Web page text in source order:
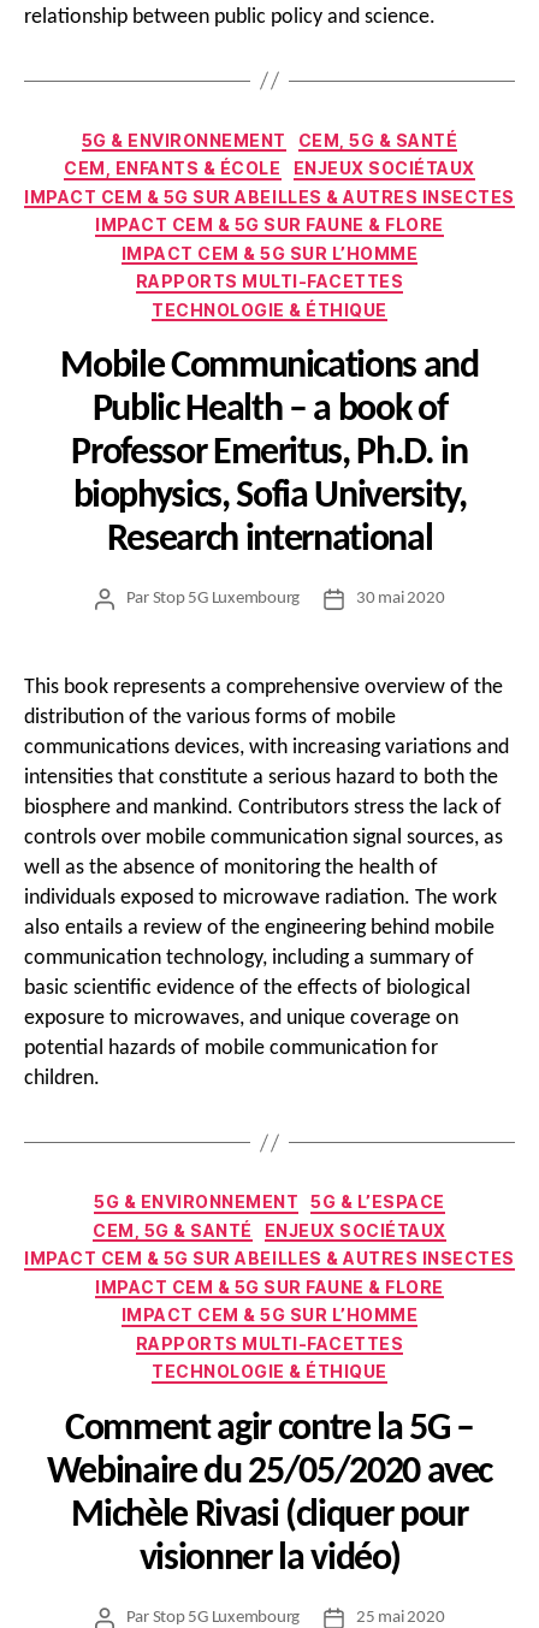
relationship between public policy and science.
Catégories
5G & ENVIRONNEMENT
CEM, 5G & SANTÉ
CEM, ENFANTS & ÉCOLE
ENJEUX SOCIÉTAUX
IMPACT CEM & 5G SUR ABEILLES & AUTRES INSECTES
IMPACT CEM & 5G SUR FAUNE & FLORE
IMPACT CEM & 5G SUR L’HOMME
RAPPORTS MULTI-FACETTES
TECHNOLOGIE & ÉTHIQUE
Mobile Communications and
Public Health – a book of
Professor Emeritus, Ph.D. in
biophysics, Sofia University,
Research international
Auteur
Par Stop 5G Luxembourg
Date30 mai 2020
This book represents a comprehensive overview of the
distribution of the various forms of mobile
communications devices, with increasing variations and
intensities that constitute a serious hazard to both the
biosphere and mankind. Contributors stress the lack of
controls over mobile communication signal sources, as
well as the absence of monitoring the health of
individuals exposed to microwave radiation. The work
also entails a review of the engineering behind mobile
communication technology, including a summary of
basic scientific evidence of the effects of biological
exposure to microwaves, and unique coverage on
potential hazards of mobile communication for
children.
Catégories
5G & ENVIRONNEMENT
5G & L’ESPACE
CEM, 5G & SANTÉ
ENJEUX SOCIÉTAUX
IMPACT CEM & 5G SUR ABEILLES & AUTRES INSECTES
IMPACT CEM & 5G SUR FAUNE & FLORE
IMPACT CEM & 5G SUR L’HOMME
RAPPORTS MULTI-FACETTES
TECHNOLOGIE & ÉTHIQUE
Comment agir contre la 5G –
Webinaire du 25/05/2020 avec
Michèle Rivasi (cliquer pour
visionner la vidéo)
Auteur
Par Stop 5G Luxembourg Date25 mai 2020